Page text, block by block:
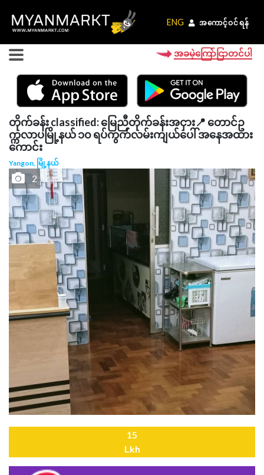
ENG အကောင့်ဝင်ရန်
ENG အကောင့်ဝင်ရန်
အခမဲ့ကြော်ငြာတင်ပါ
တိုက်ခန်း classified: မြေညီတိုက်ခန်းအငှား📍 တောင်ဥ
က္ကလာပမြို့နယ် ၁၀ ရပ်ကွက်လမ်းကျယ်ပေါ် အနေအထား
ကောင်း
Yangon, မြို့နယ်
2
15
Lkh